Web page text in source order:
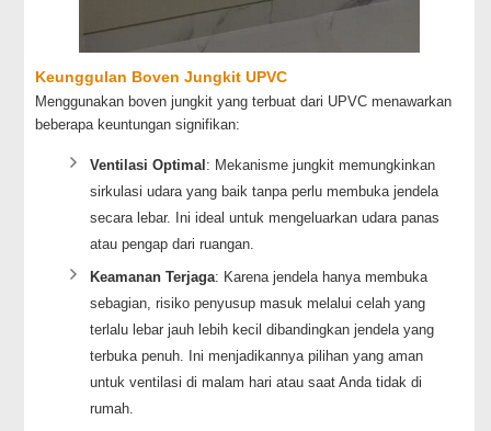
Keunggulan Boven Jungkit UPVC
Menggunakan boven jungkit yang terbuat dari UPVC menawarkan
beberapa keuntungan signifikan:
Ventilasi Optimal : Mekanisme jungkit memungkinkan
sirkulasi udara yang baik tanpa perlu membuka jendela
secara lebar. Ini ideal untuk mengeluarkan udara panas
atau pengap dari ruangan.
Keamanan Terjaga: Karena jendela hanya membuka
sebagian, risiko penyusup masuk melalui celah yang
terlalu lebar jauh lebih kecil dibandingkan jendela yang
terbuka penuh. Ini menjadikannya pilihan yang aman
untuk ventilasi di malam hari atau saat Anda tidak di
rumah.